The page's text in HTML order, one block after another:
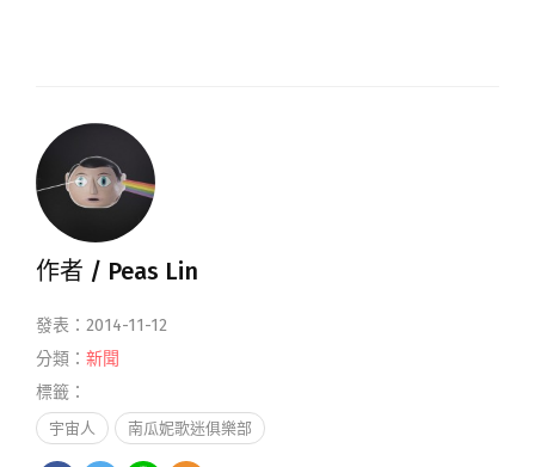
作者 / Peas Lin
發表：2014-11-12
分類： 新聞
標籤：
宇宙人 南瓜妮歌迷俱樂部